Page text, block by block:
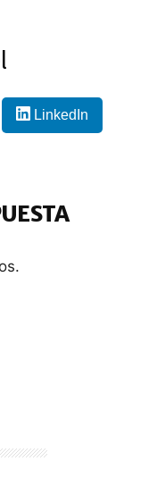
LinkedIn